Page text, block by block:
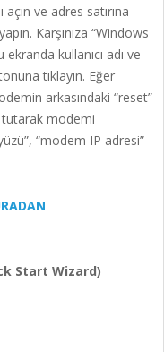
ve adres satırına
Karşınıza “Windows
kullanıcı adı ve
tıklayın. Eğer
arkasındaki “reset”
tutarak modemi
“modem IP adresi”
Start Wizard)